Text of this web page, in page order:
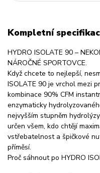
Kompletní
HYDRO ISOLATE 90 –
NÁROČNÉ SPORTOVCE.
Když chcete to nejlepší,
ISOLATE 90 je vrchol mezi
kombinace 90% CFM
enzymaticky
nejvyšším stupněm
určen všem, kdo chtějí
vstřebatelnost a špičkové
příměsí.
Proč sáhnout po HYDRO